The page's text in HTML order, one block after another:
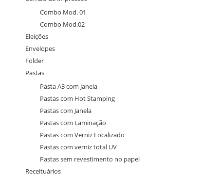
Combo Mod. 01
Combo Mod.02
Eleições
Envelopes
Folder
Pastas
Pasta A3 com Janela
Pastas com Hot Stamping
Pastas com Janela
Pastas com Laminação
Pastas com Verniz Localizado
Pastas com verniz total UV
Pastas sem revestimento no papel
Receituários